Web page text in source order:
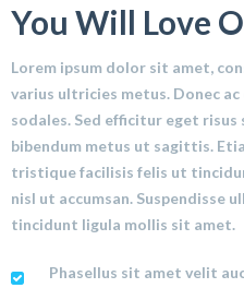
You Will Love
Lorem ipsum dolor sit amet,
varius ultricies metus. Donec
sodales. Sed efficitur eget
bibendum metus ut sagittis.
tristique facilisis felis ut
nisl ut accumsan. Suspendisse
tincidunt ligula mollis sit amet.
Phasellus sit amet velit